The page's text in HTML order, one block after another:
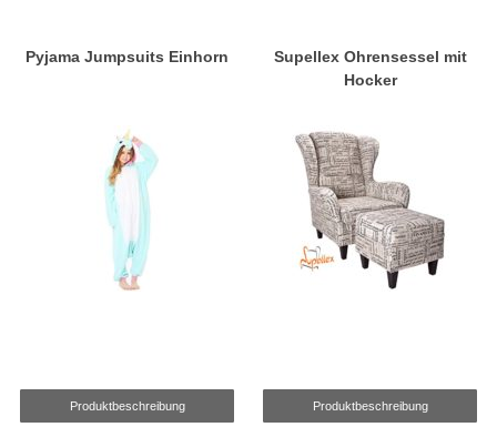
Pyjama Jumpsuits Einhorn
Produktbeschreibung
Supellex Ohrensessel mit
Hocker
Produktbeschreibung